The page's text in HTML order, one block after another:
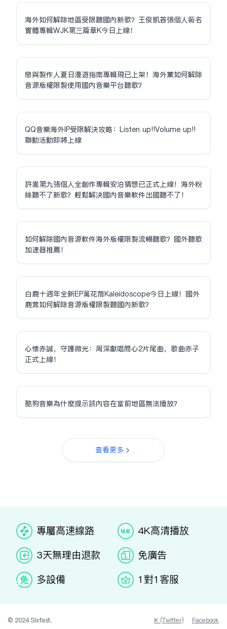
海外如何解除地區受限聽國內新歌？王俊凱首張個人同名
實體專輯WJK第三篇章K今日上線！
戀與製作人夏日漫遊指南專輯現已上架！海外黨如何解除
音源版權限制使用國內音樂平台聽歌？
QQ音樂海外IP受限解決攻略：Listen up!!Volume up!!
聯動活動即將上線
許嵩第九張個人全創作專輯安泊猜想已正式上線！海外粉
絲聽不了新歌？輕鬆解決國內音樂軟件出國聽不了！
如何解除國內音源軟件海外版權限制流暢聽歌？國外聽歌
加速器推薦！
白鹿十週年全新EP萬花筒Kaleidoscope今日上線！國外
鹿茸如何解除音源版權限制聽國內新歌？
心懷赤誠，守護微光：周深獻唱問心2片尾曲，歌曲赤子
正式上線！
酷狗音樂為什麼提示該內容在當前地區無法播放？
查看更多
专属高速线路
4K高清播放
3天无理由退款
免广告
多设备
1对1客服
© 2024 Sixfast. X (Twitter) Facebook